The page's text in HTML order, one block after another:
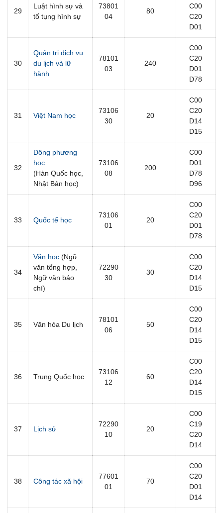
29
Luật hình sự và
tố tụng hình sự
73801
04
80
C00
C20
D01
30
Quản trị dịch vụ
du lịch và lữ
hành
78101
03
240
C00
C20
D01
D78
31 Việt Nam học
73106
30
20
C00
C20
D14
D15
32
Đông phương
học
(Hàn Quốc học,
Nhật Bản học)
73106
08
200
C00
D01
D78
D96
33 Quốc tế học
73106
01
20
C00
C20
D01
D78
34
Văn học (Ngữ
văn tổng hợp,
Ngữ văn báo
chí)
72290
30
30
C00
C20
D14
D15
35 Văn hóa Du lịch
78101
06
50
C00
C20
D14
D15
36 Trung Quốc học
73106
12
60
C00
C20
D14
D15
37 Lịch sử
72290
10
20
C00
C19
C20
D14
38 Công tác xã hội
77601
01
70
C00
C20
D01
D14